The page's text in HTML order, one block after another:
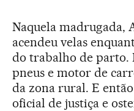
Naquela madrugada,
acendeu velas
do trabalho de parto.
pneus e motor de
da zona rural. E
oficial de justiça e